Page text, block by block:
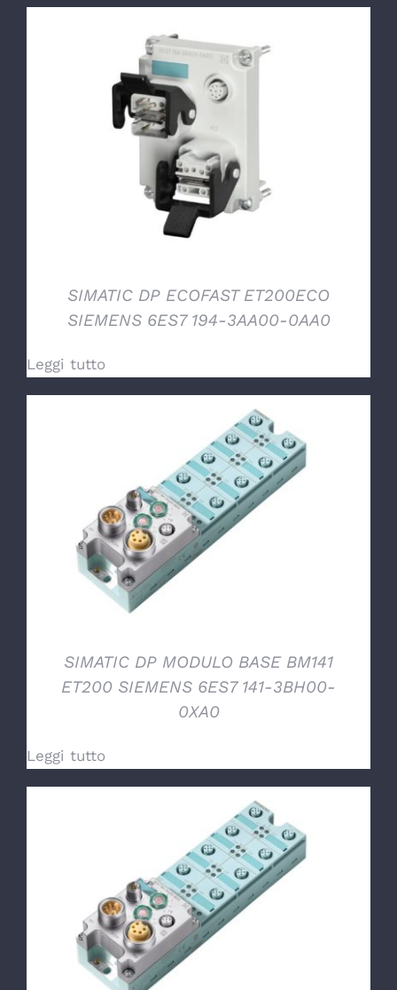
DETTAGLI
SIMATIC DP ECOFAST ET200ECO
SIEMENS 6ES7 194-3AA00-0AA0
Leggi tutto
DETTAGLI
SIMATIC DP MODULO BASE BM141
ET200 SIEMENS 6ES7 141-3BH00-
0XA0
Leggi tutto
DETTAGLI